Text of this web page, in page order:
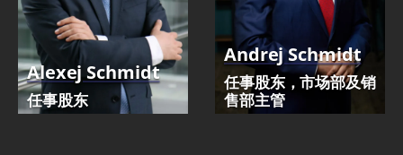
Alexej Schmidt
任事股东
Andrej Schmidt
任事股东，市场部及销
售部主管